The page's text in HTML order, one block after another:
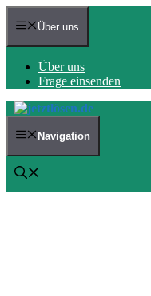
Zum
Inhalt Über uns
Über uns
Frage einsenden
Navigation